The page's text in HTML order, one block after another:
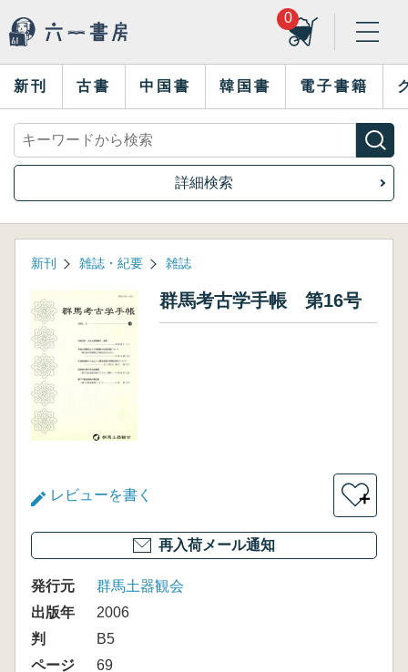
0
新刊 古書 中国書 韓国書 電子書籍
詳細検索
新刊 雑誌・紀要 雑誌
群馬考古学手帳 第16号
レビューを書く ＋
再入荷メール通知
発行元
群馬土器観会
出版年
2006
判
B5
ページ
69